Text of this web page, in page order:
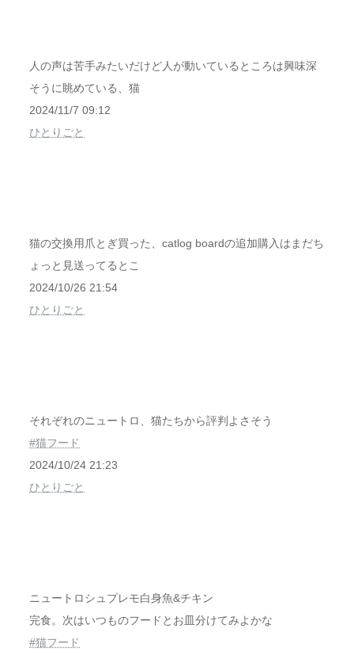
人の声は苦手みたいだけど人が動いているところは興味深
そうに眺めている、猫
2024/11/7 09:12
ひとりごと
猫の交換用爪とぎ買った、catlog boardの追加購入はまだち
ょっと見送ってるとこ
2024/10/26 21:54
ひとりごと
それぞれのニュートロ、猫たちから評判よさそう
#猫フード
2024/10/24 21:23
ひとりごと
ニュートロシュプレモ白身魚&チキン
完食。次はいつものフードとお皿分けてみよかな
#猫フード